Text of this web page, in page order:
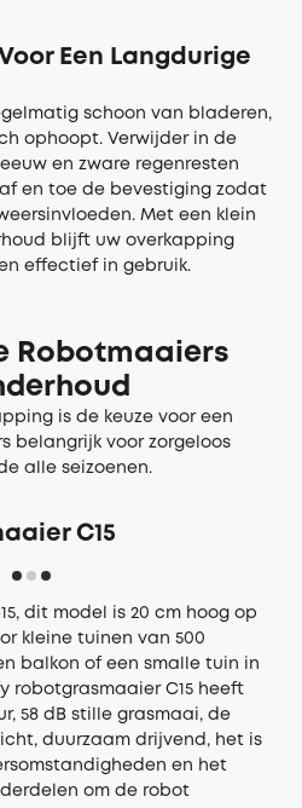
Een Langdurige
schoon van bladeren,
ophoopt. Verwijder in de
en zware regenresten
en toe de bevestiging zodat
Met een klein
blijft uw overkapping
effectief in gebruik.
Robotmaaiers
is de keuze voor een
belangrijk voor zorgeloos
alle seizoenen.
C15
, dit model is 20 cm hoog op
kleine tuinen van 500
balkon of een smalle tuin in
robotgrasmaaier C15 heeft
58 dB stille grasmaai, de
duurzaam drijvend, het is
en het
om de robot